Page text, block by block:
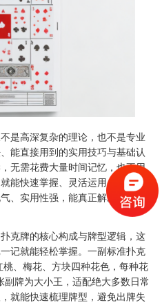
是高深复杂的理论，也不是专业
能直接用到的实用技巧与基础认
无需花费大量时间记忆，也不用
能快速掌握、灵活运用。这也是
、实用性强，能真正解决普通人
克牌的核心构成与牌型逻辑，这
记就能轻松掌握。一副标准扑克
、梅花、方块四种花色，每种花
牌为大小王，适配绝大多数日常
就能快速梳理牌型，避免出牌失